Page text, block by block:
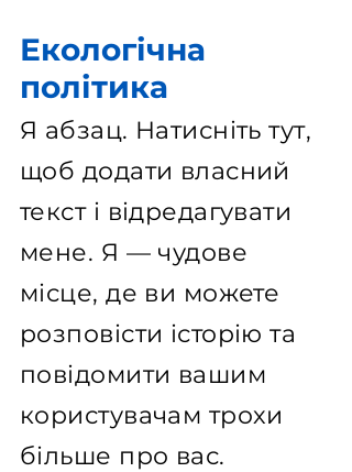
Екологічна
політика
Я абзац. Натисніть тут,
щоб додати власний
текст і відредагувати
мене. Я — чудове
місце, де ви можете
розповісти історію та
повідомити вашим
користувачам трохи
більше про вас.